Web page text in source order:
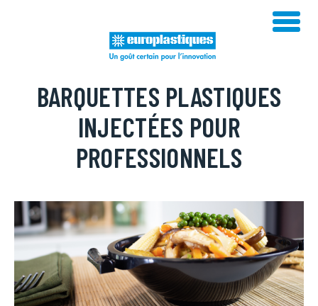
BARQUETTES PLASTIQUES
INJECTÉES POUR
PROFESSIONNELS